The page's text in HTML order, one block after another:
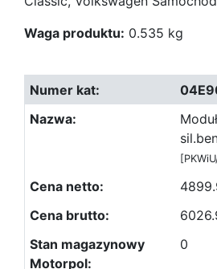
Waga produktu: 0.535 kg
0